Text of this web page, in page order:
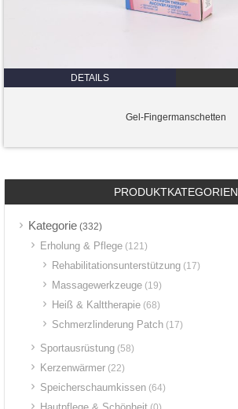
DETAILS
Gel-Fingermanschetten
PRODUKTKATEGORIEN
Kategorie (332)
Erholung & Pflege (121)
Rehabilitationsunterstützung (17)
Massagewerkzeuge (19)
Heiß & Kalttherapie (68)
Schmerzlinderung Patch (17)
Sportausrüstung (58)
Kerzenwärmer (22)
Speicherschaumkissen (64)